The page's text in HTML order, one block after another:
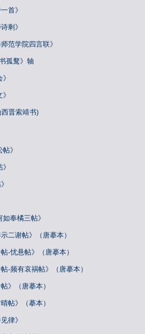
首》
剩》
范学院四言联》
孤鹜》轴
晋索靖书)
》
奉橘三帖》
二谢帖》（唐摹本）
-忧悬帖》（唐摹本）
-频有哀祸帖》（唐摹本）
》（唐摹本）
帖》（摹本）
律》